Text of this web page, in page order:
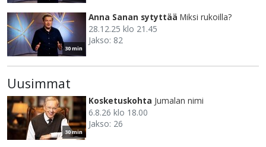
30 min
Anna Sanan sytyttää Miksi rukoilla?
28.12.25 klo 21.45
Jakso: 82
Uusimmat
30 min
Kosketuskohta Jumalan nimi
6.8.26 klo 18.00
Jakso: 26